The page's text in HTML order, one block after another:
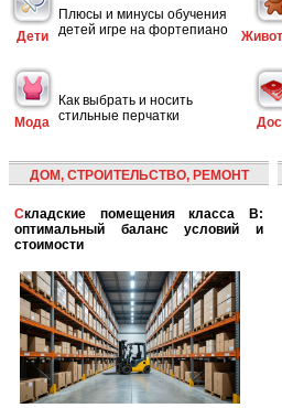
Дети
Плюсы и минусы обучения
детей игре на фортепиано
Мода
Как выбрать и носить
стильные перчатки
ДОМ, СТРОИТЕЛЬСТВО, РЕМОНТ
Складские помещения класса B:
оптимальный баланс условий и
стоимости